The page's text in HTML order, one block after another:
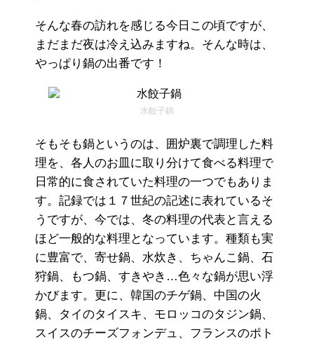
そんな春の訪れを感じる今日この頃ですが、
まだまだ夜は冷え込みますね。そんな時は、
やっぱり鍋の出番です！
水餃子鍋
そもそも鍋というのは、囲炉裏で調理した料
理を、各人のお皿に取り分けて食べる料理で
日常的に食されていた料理の一つでもありま
す。記録では１７世紀の記述に表れているそ
うですが、今では、冬の料理の代表と言える
ほど一般的な料理となっています。種類も実
に豊富で、寄せ鍋、水炊き、ちゃんこ鍋、石
狩鍋、もつ鍋、すきやき…色々な鍋が思い浮
かびます。更に、韓国のチゲ鍋、中国の火
鍋、タイのタイスキ、モロッコのタジン鍋、
スイスのチーズフォンデュ、フランスのポト